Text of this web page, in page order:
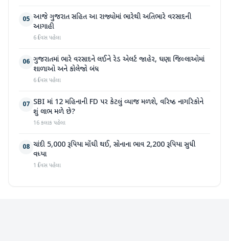
05 આજે ગુજરાત સહિત આ રાજ્યોમાં ભારેથી અતિભારે વરસાદની
આગાહી
6 દિવસ પહેલા
06 ગુજરાતમાં ભારે વરસાદને લઈને રેડ એલર્ટ જાહેર, ઘણા જિલ્લાઓમાં
શાળાઓ અને કોલેજો બંધ
6 દિવસ પહેલા
07 SBI માં 12 મહિનાની FD પર કેટલું વ્યાજ મળશે, વરિષ્ઠ નાગરિકોને
શું લાભ મળે છે?
16 કલાક પહેલા
08 ચાંદી 5,000 રૂપિયા મોંઘી થઈ, સોનાના ભાવ 2,200 રૂપિયા સુધી
વધ્યા
1 દિવસ પહેલા